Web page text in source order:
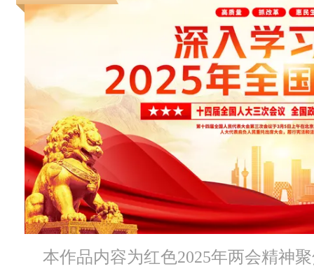
本作品内容为红色2025年两会精神